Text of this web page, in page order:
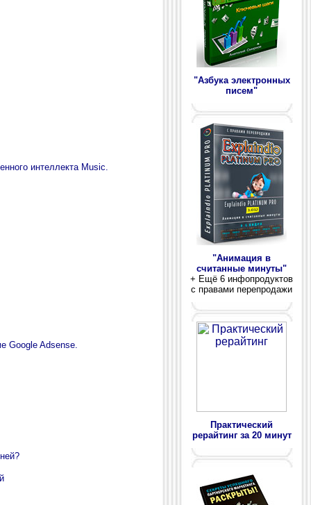
интеллекта Music.
Google Adsense.
"Азбука электронных
писем"
"Анимация в
считанные минуты"
+ Ещё 6 инфопродуктов
с правами перепродажи
Практический
рерайтинг за 20 минут